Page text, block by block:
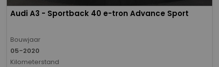
Audi A3 - Sportback 40 e-tron Advance Sport
Bouwjaar
05-2020
Kilometerstand